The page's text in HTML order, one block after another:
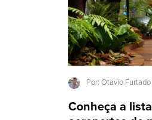
Por: Otavio Furtado
Conheça a